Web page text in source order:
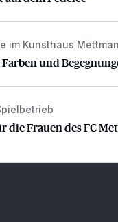
und
im Kunsthaus
und
die Frauen des FC
die Frauen des FC